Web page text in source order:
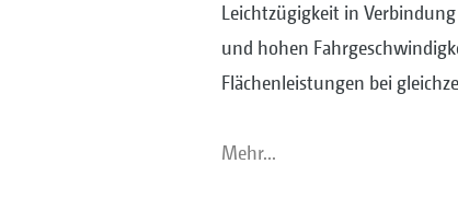
Leichtzügigkeit in
und hohen
Flächenleistungen bei
Mehr...